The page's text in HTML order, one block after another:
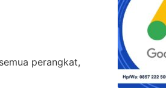
perangkat,